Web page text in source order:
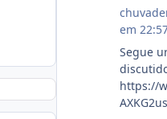
em
Segue
https://